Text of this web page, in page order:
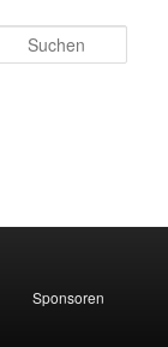
Sponsoren